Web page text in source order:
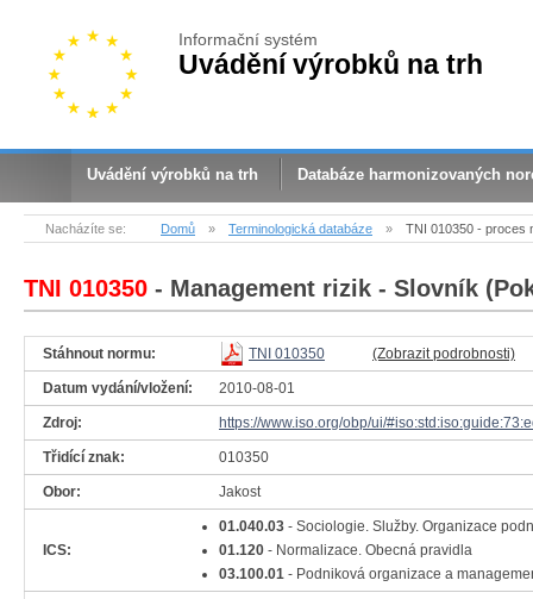
Informační systém
Uvádění výrobků na trh
Uvádění výrobků na trh Databáze harmonizovaných
Nacházíte se: Domů » Terminologická databáze » TNI 010350 - proces
TNI 010350 - Management rizik - Slovník
Stáhnout normu: TNI 010350 (Zobrazit podrobnosti)
Datum vydání/vložení: 2010-08-01
Zdroj: https://www.iso.org/obp/ui/
Třidící znak: 010350
Obor: Jakost
ICS:
01.040.03 - Sociologie. Služby. Organizace
01.120 - Normalizace. Obecná pravidla
03.100.01 - Podniková organizace a